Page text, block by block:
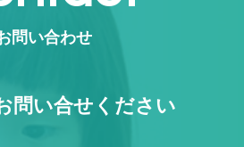
問い合わせ
問い合せください